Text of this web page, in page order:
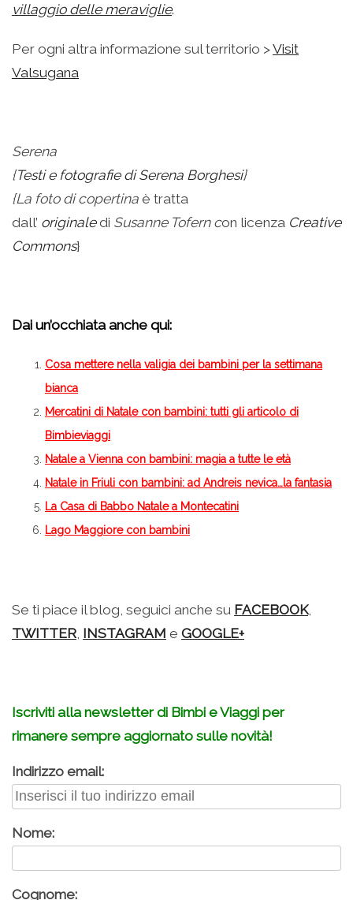
villaggio delle meraviglie.
Per ogni altra informazione sul territorio >Visit
Valsugana
Serena
{Testi e fotografie di Serena Borghesi}
{La foto di copertina è tratta
dall’ originaledi Susanne Tofern con licenza Creative
Commons}
Dai un’occhiata anche qui:
Cosa mettere nella valigia dei bambini per la settimana
bianca
Mercatini di Natale con bambini: tutti gli articolo di
Bimbieviaggi
Natale a Vienna con bambini: magia a tutte le età
Natale in Friuli con bambini: ad Andreis nevica…la fantasia
La Casa di Babbo Natale a Montecatini
Lago Maggiore con bambini
Se ti piace il blog, seguici anche su FACEBOOK,
TWITTER INSTAGRAM e GOOGLE+
Iscriviti alla newsletter di Bimbi e Viaggi per
rimanere sempre aggiornato sulle novità!
Indirizzo email:
Nome:
Cognome: